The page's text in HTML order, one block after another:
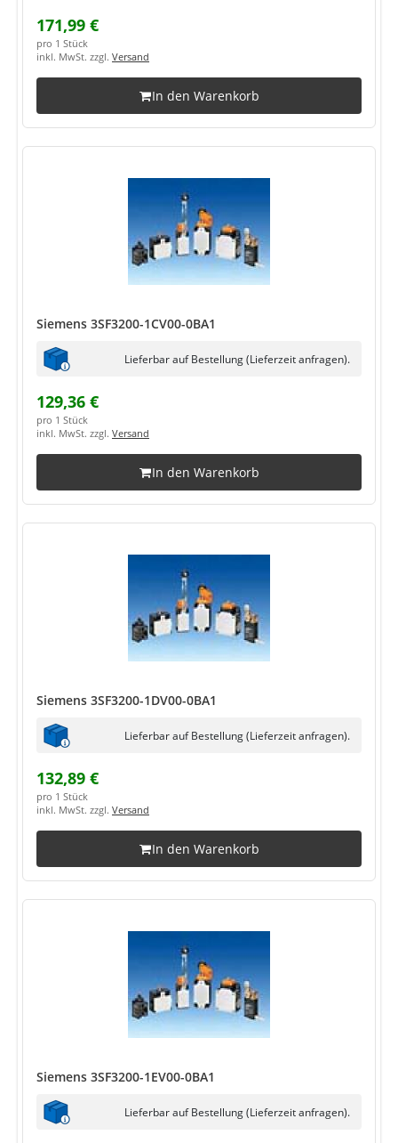
171,99 €
pro 1 Stück
inkl. MwSt. zzgl. Versand
In den Warenkorb
Siemens 3SF3200-1CV00-0BA1
Lieferbar auf Bestellung (Lieferzeit anfragen).
129,36 €
pro 1 Stück
inkl. MwSt. zzgl. Versand
In den Warenkorb
Siemens 3SF3200-1DV00-0BA1
Lieferbar auf Bestellung (Lieferzeit anfragen).
132,89 €
pro 1 Stück
inkl. MwSt. zzgl. Versand
In den Warenkorb
Siemens 3SF3200-1EV00-0BA1
Lieferbar auf Bestellung (Lieferzeit anfragen).